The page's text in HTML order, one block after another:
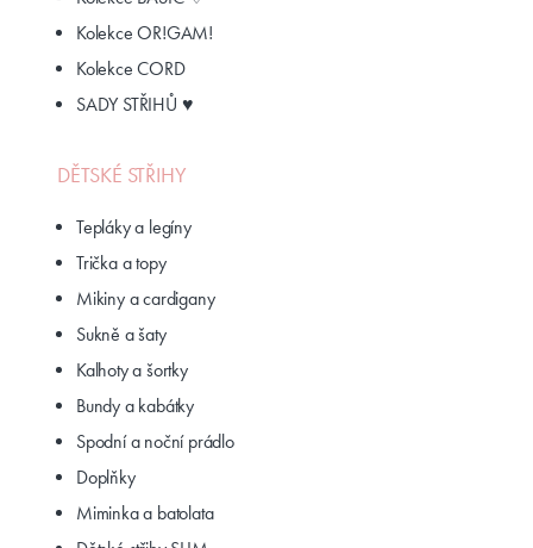
Kolekce OR!GAM!
Kolekce CORD
SADY STŘIHŮ ♥
DĚTSKÉ STŘIHY
Tepláky a legíny
Trička a topy
Mikiny a cardigany
Sukně a šaty
Kalhoty a šortky
Bundy a kabátky
Spodní a noční prádlo
Doplňky
Miminka a batolata